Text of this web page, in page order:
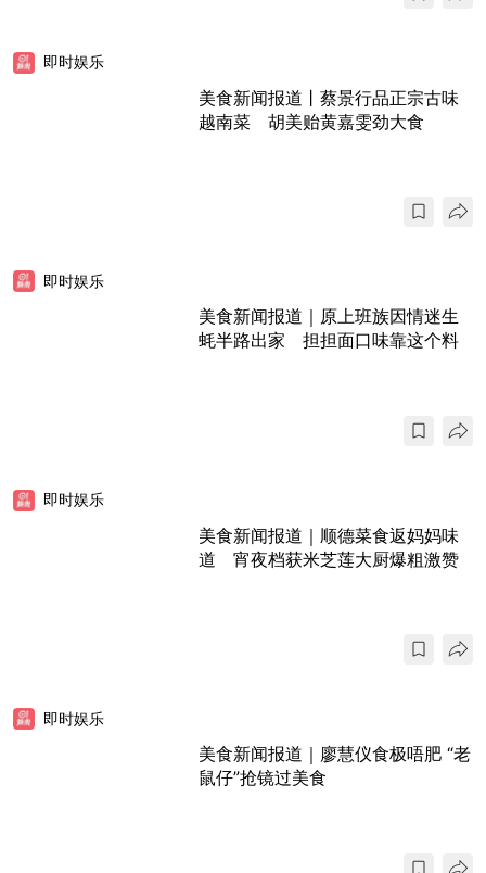
即时娱乐
美食新闻报道丨蔡景行品正宗古味
越南菜 胡美贻黄嘉雯劲大食
即时娱乐
美食新闻报道｜原上班族因情迷生
蚝半路出家 担担面口味靠这个料
即时娱乐
美食新闻报道｜顺德菜食返妈妈味
道 宵夜档获米芝莲大厨爆粗激赞
即时娱乐
美食新闻报道｜廖慧仪食极唔肥 “老
鼠仔”抢镜过美食